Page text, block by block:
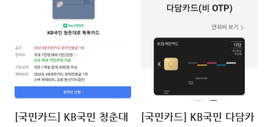
안타까워서 이렇게 글을 쓰게
되네요. 신한카드 마이카 프리
미엄 서비스는 월 9,900원의 유
료서비스이다. 그러나 9,900원
보다 훨씬 혜택이 많다. 신한 마
이카 프리미엄 제공 서비스 *
마이카 정보 - 고객 보유 차량의
당정보 등을 웹사이트에서 열람
카드인거죠.... 1.연회비 없습니
다. 2.혜택 총정리 다양한 혜택
을 하나의 카드로 이용 알파원
카드란? 한장의 대표카드로 보
유 중인 모든 카드 사용이 가능
한 All-in-One카드 알파원카드
특허 취득(등록번호 10-
1755858, 2017.7.3) 모바일
하면 보다 저렴한 연회비로 실
[국민카드] KB국민 청춘대
[국민카드] KB국민 다담카